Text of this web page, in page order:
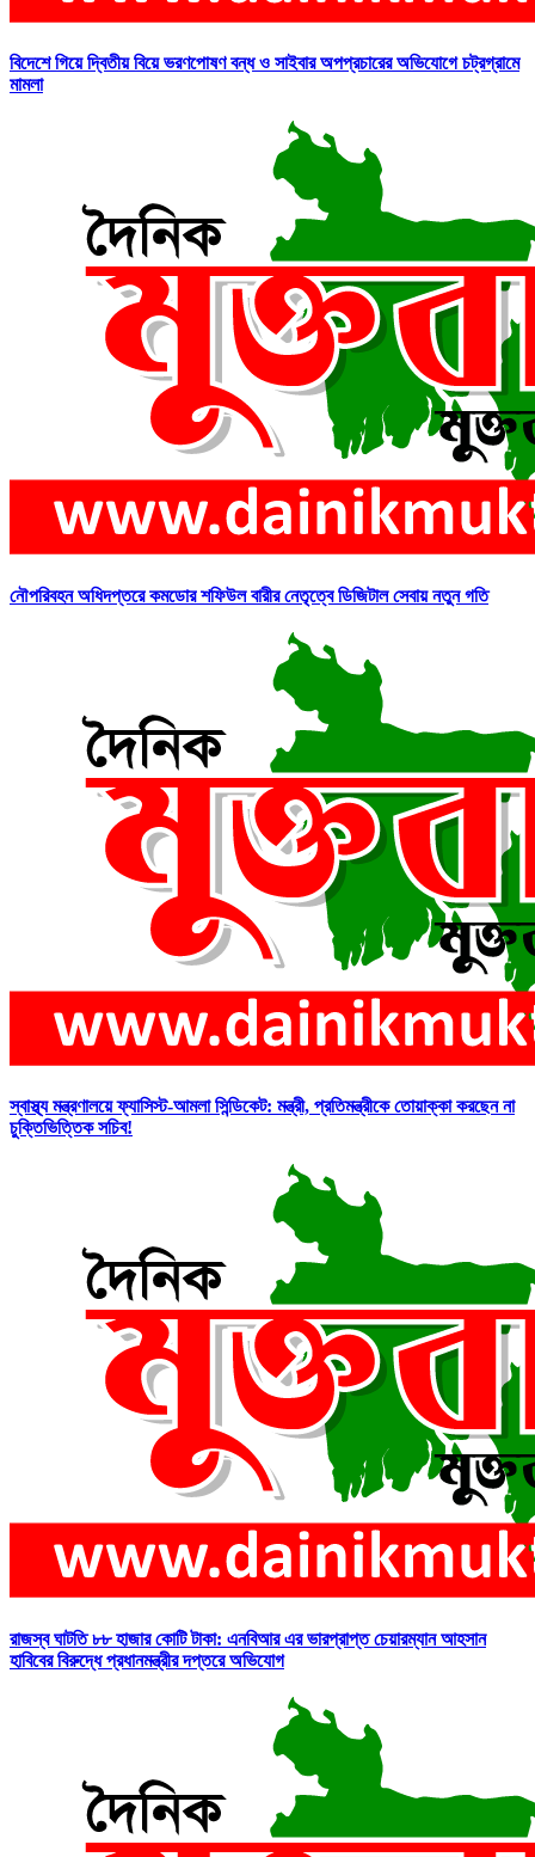
বিদেশে গিয়ে দ্বিতীয় বিয়ে ভরণপোষণ বন্ধ ও সাইবার অপপ্রচারের অভিযোগে চট্রগ্রামে
মামলা
নৌপরিবহন অধিদপ্তরে কমডোর শফিউল বারীর নেতৃত্বে ডিজিটাল সেবায় নতুন গতি
স্বাস্থ্য মন্ত্রণালয়ে ফ্যাসিস্ট-আমলা সিন্ডিকেট: মন্ত্রী, প্রতিমন্ত্রীকে তোয়াক্কা করছেন না
চুক্তিভিত্তিক সচিব!
রাজস্ব ঘাটতি ৮৮ হাজার কোটি টাকা: এনবিআর এর ভারপ্রাপ্ত চেয়ারম্যান আহসান
হাবিবের বিরুদ্ধে প্রধানমন্ত্রীর দপ্তরে অভিযোগ